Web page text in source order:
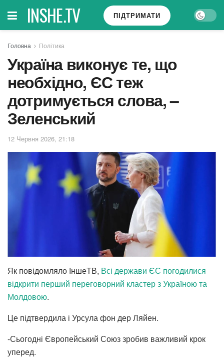
INSHE.TV ПІДТРИМАТИ
Головна Політика
Україна виконує те, що
необхідно, ЄС теж
дотримується слова, –
Зеленський
12 Червня 2026, 21:18
Як повідомляло ІншеТВ, Всі держави ЄС погодилися
відкрити перший переговорний кластер з Україною та
Молдовою.
Це підтвердила і Урсула фон дер Ляйен.
-Сьогодні Європейський Союз зробив важливий крок
уперед.